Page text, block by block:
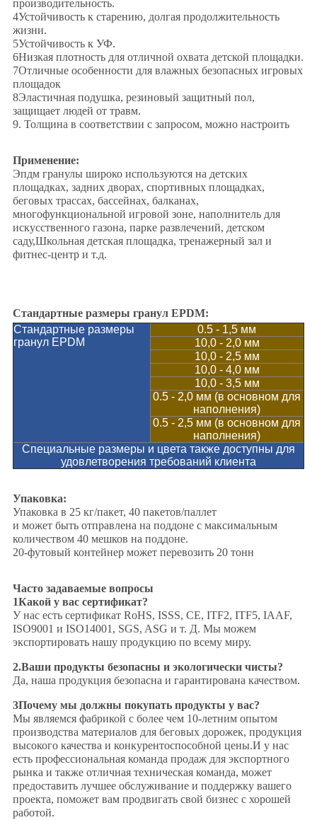
производительность.
4Устойчивость к старению, долгая продолжительность
жизни.
5Устойчивость к УФ.
6Низкая плотность для отличной охвата детской площадки.
7Отличные особенности для влажных безопасных игровых
площадок
8Эластичная подушка, резиновый защитный пол,
защищает людей от травм.
9. Толщина в соответствии с запросом, можно настроить
Применение:
Эпдм гранулы широко используются на детских
площадках, задних дворах, спортивных площадках,
беговых трассах, бассейнах, балканах,
многофункциональной игровой зоне, наполнитель для
искусственного газона, парке развлечений, детском
саду,Школьная детская площадка, тренажерный зал и
фитнес-центр и т.д.
Стандартные размеры гранул EPDM:
Стандартные размеры
гранул EPDM
0.5 - 1,5 мм
10,0 - 2,0 мм
10,0 - 2,5 мм
10,0 - 4,0 мм
10,0 - 3,5 мм
0.5 - 2,0 мм (в основном для
наполнения)
0.5 - 2,5 мм (в основном для
наполнения)
Специальные размеры и цвета также доступны для
удовлетворения требований клиента
Упаковка:
Упаковка в 25 кг/пакет, 40 пакетов/паллет
и может быть отправлена на поддоне с максимальным
количеством 40 мешков на поддоне.
20-футовый контейнер может перевозить 20 тонн
Часто задаваемые вопросы
1Какой у вас сертификат?
У нас есть сертификат RoHS, ISSS, CE, ITF2, ITF5, IAAF,
ISO9001 и ISO14001, SGS, ASG и т. Д. Мы можем
экспортировать нашу продукцию по всему миру.
2.Ваши продукты безопасны и экологически чисты?
Да, наша продукция безопасна и гарантирована качеством.
3Почему мы должны покупать продукты у вас?
Мы являемся фабрикой с более чем 10-летним опытом
производства материалов для беговых дорожек, продукция
высокого качества и конкурентоспособной цены.И у нас
есть профессиональная команда продаж для экспортного
рынка и также отличная техническая команда, может
предоставить лучшее обслуживание и поддержку вашего
проекта, поможет вам продвигать свой бизнес с хорошей
работой.